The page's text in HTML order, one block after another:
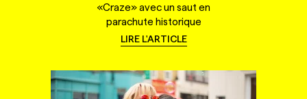
«Craze» avec un saut en
parachute historique
LIRE L'ARTICLE